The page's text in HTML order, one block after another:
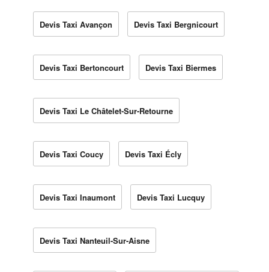
Devis Taxi Avançon Devis Taxi Bergnicourt
Devis Taxi Bertoncourt Devis Taxi Biermes
Devis Taxi Le Châtelet-Sur-Retourne
Devis Taxi Coucy Devis Taxi Écly
Devis Taxi Inaumont Devis Taxi Lucquy
Devis Taxi Nanteuil-Sur-Aisne